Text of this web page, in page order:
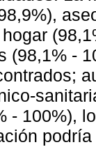
(98,1% -
- 100%),